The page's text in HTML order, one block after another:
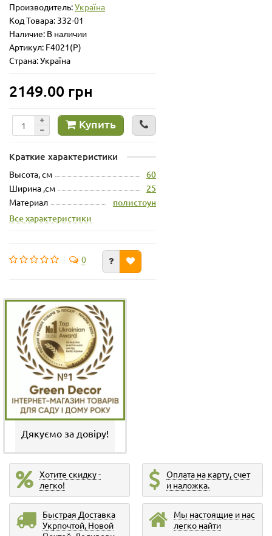
Производитель:Україна
Код Товара: 332-01
Наличие: В наличии
Артикул: F4021(P)
Страна: Україна
2149.00 грн
Купить
Краткие характеристики
Высота, см 60
Ширина ,см 25
Материал
полистоун
Все характеристики
0
Дякуємо за довіру!
Хотите скидку -
легко!
Оплата на карту, счет
и наложка.
Быстрая Доставка
Укрпочтой, Новой
Мы настоящие и нас
легко найти